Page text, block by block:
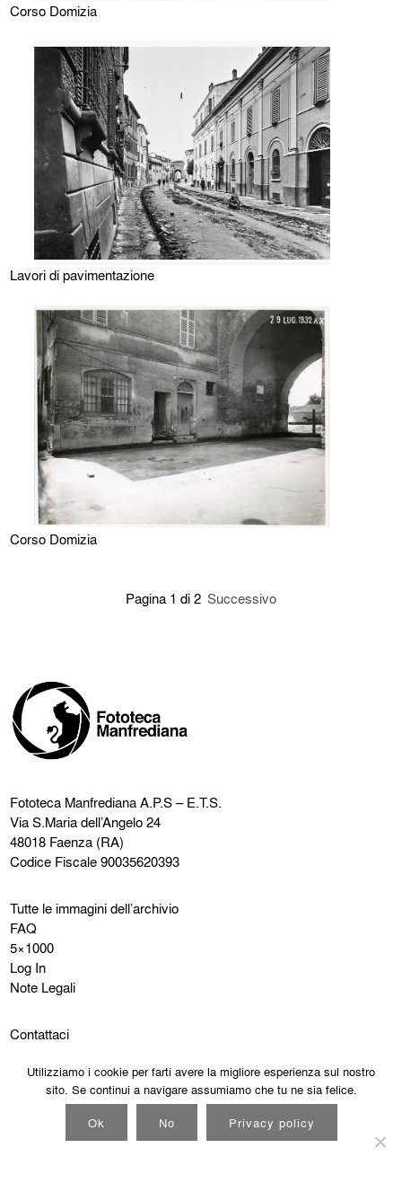
Corso Domizia
Lavori di pavimentazione
Corso Domizia
Pagina 1 di 2 Successivo
Fototeca ManfredianaA.P.S – E.T.S.
Via S.Maria dell’Angelo 24
48018 Faenza (RA)
Codice Fiscale 90035620393
Tutte le immagini dell’archivio
FAQ
5×1000
Log In
Note Legali
Contattaci
Facebook
Cookie Policy
Utilizziamo i cookie per farti avere la migliore esperienza sul nostro
sito. Se continui a navigare assumiamo che tu ne sia felice.
Ok
No Privacy policy